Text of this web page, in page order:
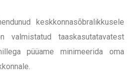
keskkonnasõbralikkusele
valmistatud taaskasutatavatest
püüame minimeerida oma